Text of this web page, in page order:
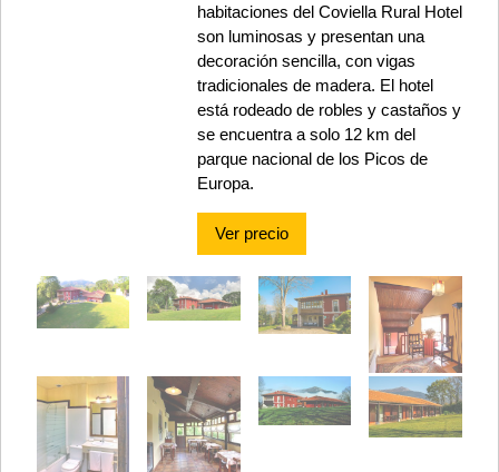
habitaciones del Coviella Rural Hotel
son luminosas y presentan una
decoración sencilla, con vigas
tradicionales de madera. El hotel
está rodeado de robles y castaños y
se encuentra a solo 12 km del
parque nacional de los Picos de
Europa.
Ver precio